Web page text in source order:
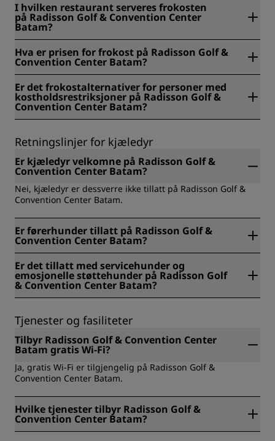
frokosten kl. 06.00–10.00 fra mandag til fredag og kl.
00.00–11.00 i helgene og på helligdager. Frokost på
rommet serveres fra kl. 06.00 til 11.00.
I hvilken restaurant serveres frokosten
på Radisson Golf & Convention Center
Batam?
På Radisson Golf & Convention Center Batam serveres
frokosten i BITE Restaurant.
Hva er prisen for frokost på Radisson Golf &
Convention Center Batam?
frokost IDR 230000 for voksne og IDR 115000 for barn
under 12 år.
Er det frokostalternativer for personer med
kostholdsrestriksjoner på Radisson Golf &
Convention Center Batam?
følgende frokostalternativer for personer med
kostholdsrestriksjoner: glutenfri, laktosefri, vegansk og
halal.
Retningslinjer for kjæledyr
Er kjæledyr velkomne på Radisson Golf &
Convention Center Batam?
Nei, kjæledyr er dessverre ikke tillatt på Radisson Golf &
Convention Center Batam.
Er førerhunder tillatt på Radisson Golf &
Convention Center Batam?
Center Batam.
Er det tillatt med servicehunder og
emosjonelle støttehunder på Radisson Golf
& Convention Center Batam?
støttehunder på Radisson Golf & Convention Center Batam.
Tjenester og fasiliteter
Tilbyr Radisson Golf & Convention Center
Batam gratis Wi-Fi?
Ja, gratis Wi-Fi er tilgjengelig på Radisson Golf &
Convention Center Batam.
Hvilke tjenester tilbyr Radisson Golf &
Convention Center Batam?